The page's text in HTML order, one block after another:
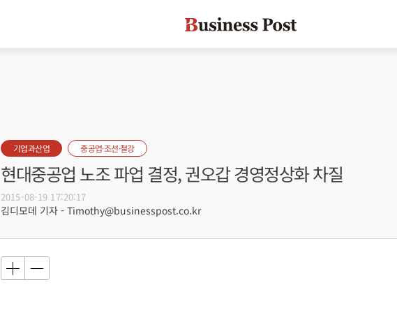
기업과산업 중공업·조선·철강
현대중공업 노조 파업 결정, 권오갑 경영정상화 차질
2015-08-19 17:20:17
김디모데 기자 - Timothy@businesspost.co.kr